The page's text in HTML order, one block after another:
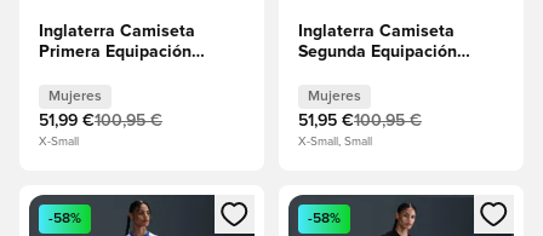
Inglaterra Camiseta
Primera Equipación
Mujeres
Mujeres
51,99 €100,95 €
X-Small
Inglaterra Camiseta
Segunda Equipación
Mujeres
Mujeres
51,95 €100,95 €
X-Small, Small
Abre un modal para iniciar sesión o registrarse como
-58%
Abre un modal para iniciar
-58%